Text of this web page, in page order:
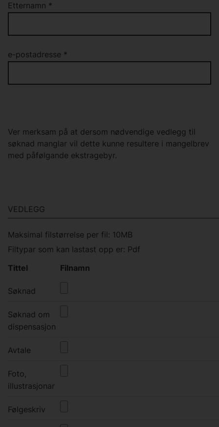
Etternamn *
e-postadresse *
Ver merksam på at dersom nødvendige vedlegg til
søknad manglar vil dette kunne resultere i mangelbrev
med påfølgande ekstragebyr.
VEDLEGG
Maksimal filstørrelse per fil: 10MB
Filtypar som kan lastast opp er: Pdf
Tittel
Filnamn
Søknad
Søknad om
dispensasjon
Avtale
Foto,
illustrasjonar
Følgeskriv